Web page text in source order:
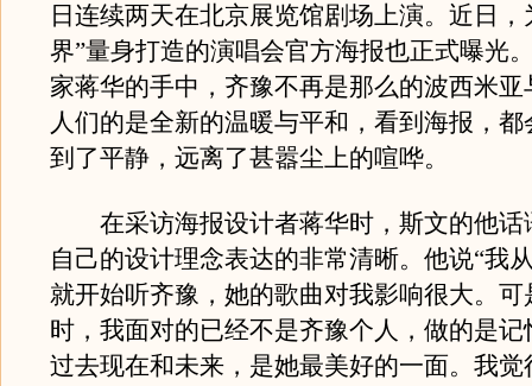
日连续两天在北京展览馆剧场上演。近日，
界”量身打造的演唱会官方海报也正式曝光
家蒋华的手中，齐豫不再是那么的波西米亚
人们的是全新的温暖与平和，看到海报，
到了平静，远离了甚嚣尘上的喧哗。
在采访海报设计者蒋华时，斯文的他话
自己的设计理念表达的非常清晰。他说“我
就开始听齐豫，她的歌曲对我影响很大。可
时，我面对的已经不是齐豫个人，做的是记
过去现在和未来，是她最美好的一面。我觉